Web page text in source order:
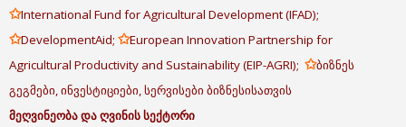
✩International Fund for Agricultural Development (IFAD);
✩DevelopmentAid; ✩European Innovation Partnership for
Agricultural Productivity and Sustainability (EIP-AGRI); ✩ბიზნეს
გეგმები, ინვესტიციები, სერვისები ბიზნესისათვის
მეღვინეობადაღვინისსექტორი